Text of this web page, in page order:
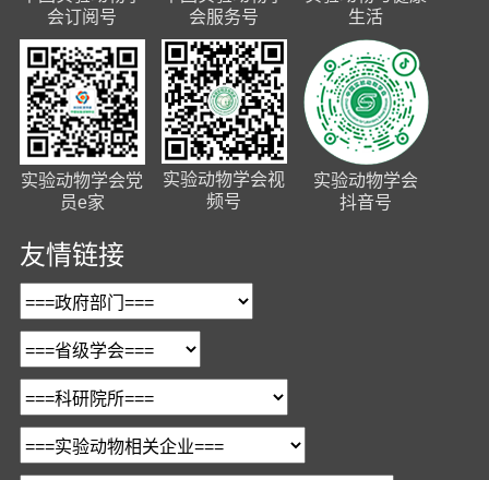
会订阅号
会服务号
生活
实验动物学会党
员e家
实验动物学会视
频号
实验动物学会
抖音号
友情链接